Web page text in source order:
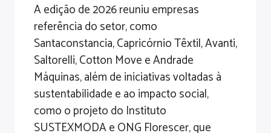
A edição de 2026 reuniu empresas
referência do setor, como
Santaconstancia, Capricórnio Têxtil, Avanti,
Saltorelli, Cotton Move e Andrade
Máquinas, além de iniciativas voltadas à
sustentabilidade e ao impacto social,
como o projeto do Instituto
SUSTEXMODA e ONG Florescer, que